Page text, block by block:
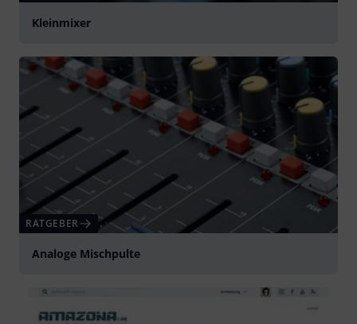
Kleinmixer
RATGEBER
Analoge Mischpulte